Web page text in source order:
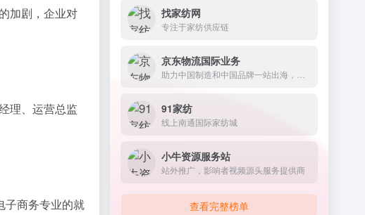
加剧，企业对
理、运营总监
子商务专业的就
找家纺网
专注于家纺供应链
京东物流国际业务
91家纺
线上南通国际家纺城
小牛资源服务站
站外推广，影响者视频源头服务提供商
查看完整榜单